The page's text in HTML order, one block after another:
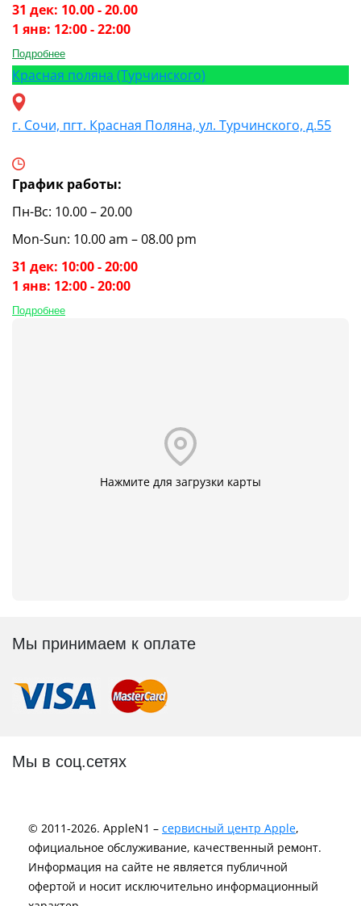
31 дек: 10.00 - 20.00
1 янв: 12:00 - 22:00
Подробнее
Красная поляна (Турчинского)
г. Сочи, пгт. Красная Поляна, ул. Турчинского, д.55
График работы:
Пн-Вс: 10.00 – 20.00
Mon-Sun: 10.00 am – 08.00 pm
31 дек: 10:00 - 20:00
1 янв: 12:00 - 20:00
Подробнее
Нажмите для загрузки карты
Мы принимаем к оплате
Мы в соц.сетях
© 2011-2026. AppleN1 – сервисный центр Apple,
официальное обслуживание, качественный ремонт.
Информация на сайте не является публичной
офертой и носит исключительно информационный